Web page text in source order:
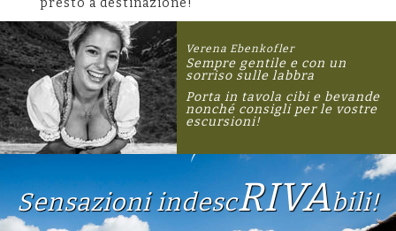
Verena Ebenkofler
Sempre gentile e con un
sorriso sulle labbra
Porta in tavola cibi e bevande
nonché consigli per le vostre
escursioni!
Sensazioni indescRIVAbili!